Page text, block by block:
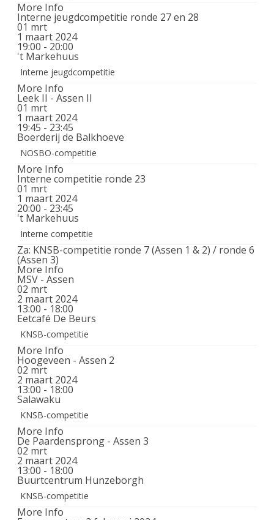
More Info
Interne jeugdcompetitie ronde 27 en 28
01 mrt
1 maart 2024
19:00 - 20:00
't Markehuus
Interne jeugdcompetitie
More Info
Leek II - Assen II
01 mrt
1 maart 2024
19:45 - 23:45
Boerderij de Balkhoeve
NOSBO-competitie
More Info
Interne competitie ronde 23
01 mrt
1 maart 2024
20:00 - 23:45
't Markehuus
Interne competitie
Za: KNSB-competitie ronde 7 (Assen 1 & 2) / ronde 6
(Assen 3)
More Info
MSV - Assen
02 mrt
2 maart 2024
13:00 - 18:00
Eetcafé De Beurs
KNSB-competitie
More Info
Hoogeveen - Assen 2
02 mrt
2 maart 2024
13:00 - 18:00
Salawaku
KNSB-competitie
More Info
De Paardensprong - Assen 3
02 mrt
2 maart 2024
13:00 - 18:00
Buurtcentrum Hunzeborgh
KNSB-competitie
More Info